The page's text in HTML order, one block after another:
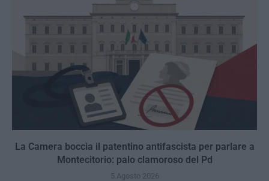
La Camera boccia il patentino antifascista per parlare a
Montecitorio: palo clamoroso del Pd
5 Agosto 2026